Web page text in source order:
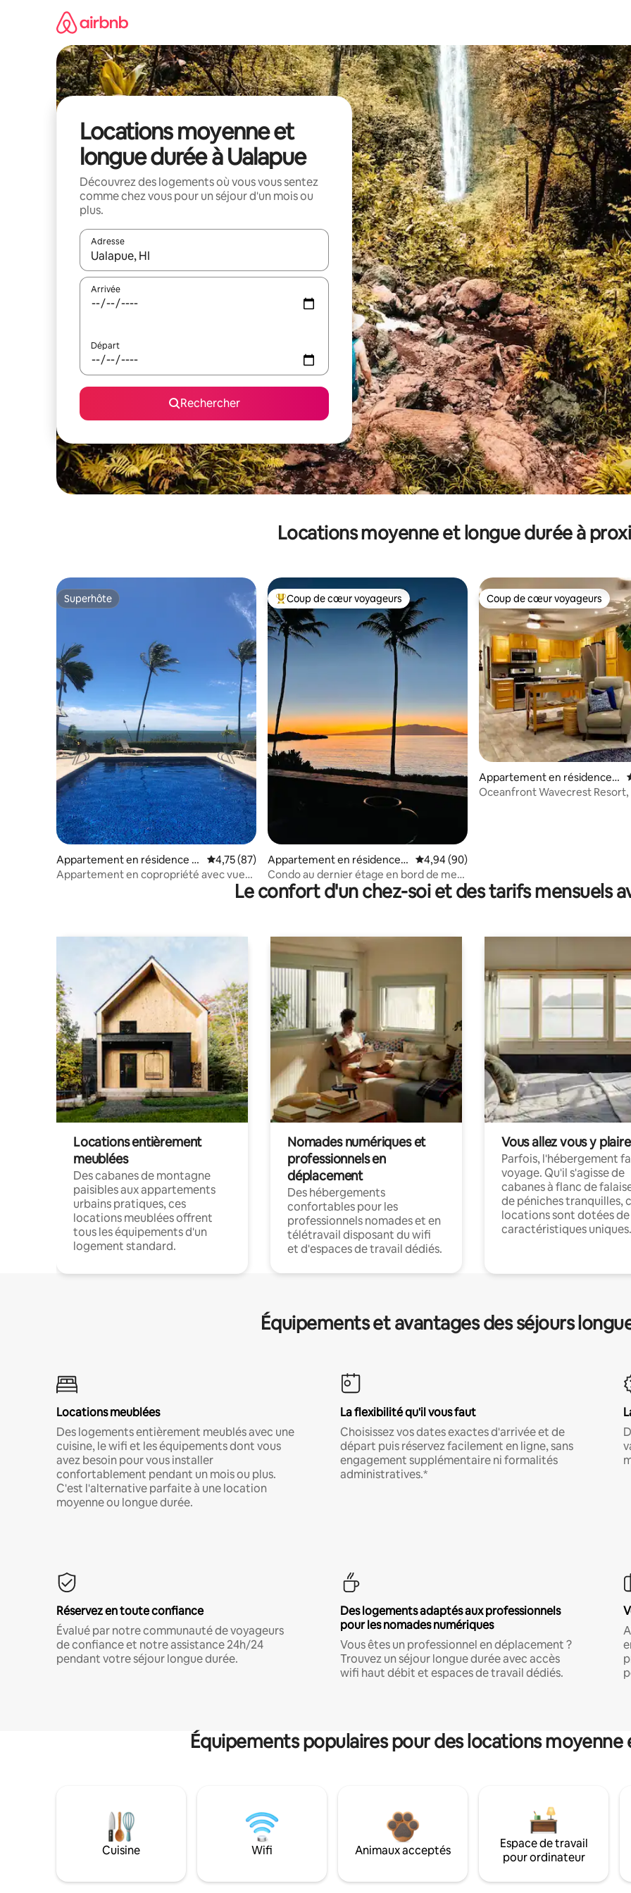
Locations moyenne et
longue durée à Ualapue
Découvrez des logements où vous vous sentez
comme chez vous pour un séjour d'un mois ou
plus.
Adresse
Lorsque les résultats s'affichent, utilisez les flèches vers le haut et vers le bas pour les parcourir ou en appuyant et en
Arrivée
Départ
Rechercher
Locations moyenne et longue durée à
Superhôte
Superhôte
Appartement en résidence ⋅
Kaunakakai
Évaluation moyenne sur la base de 87 commentaires : 4,75 sur 5
4,75 (87)
Appartement en copropriété avec vue
sur l'océan à Molokai | 20 % de réduction
Coups de cœur voyageurs les plus appréciés
Coup de cœur voyageurs
Appartement en résidence ⋅
Kaunakakai
Évaluation moyenne sur la base de 90
4,94 (90)
Condo au dernier étage en bord de mer
à Molokai ! Meilleures vues !
Coup de cœur voyageurs
Coup de cœur voyageurs
Appartement en résidence ⋅
Kaunakakai
Oceanfront Wavecrest Resort,
Le confort d'un chez-soi et des tarifs mensuels
Locations entièrement
meublées
Des cabanes de montagne
paisibles aux appartements
urbains pratiques, ces
locations meublées offrent
tous les équipements d'un
logement standard.
Nomades numériques et
professionnels en
déplacement
Des hébergements
confortables pour les
professionnels nomades et en
télétravail disposant du wifi
et d'espaces de travail dédiés.
Vous allez vous y plaire
Parfois, l'hébergement
voyage. Qu'il s'agisse de
cabanes à flanc de
de péniches tranquilles,
locations sont dotées de
caractéristiques uniques.
Équipements et avantages des séjours
Locations meublées
Des logements entièrement meublés avec une
cuisine, le wifi et les équipements dont vous
avez besoin pour vous installer
confortablement pendant un mois ou plus.
C'est l'alternative parfaite à une location
moyenne ou longue durée.
La flexibilité qu'il vous faut
Choisissez vos dates exactes d'arrivée et de
départ puis réservez facilement en ligne, sans
engagement supplémentaire ni formalités
administratives.*
Réservez en toute confiance
Évalué par notre communauté de voyageurs
de confiance et notre assistance 24h/24
pendant votre séjour longue durée.
Des logements adaptés aux professionnels
pour les nomades numériques
Vous êtes un professionnel en déplacement ?
Trouvez un séjour longue durée avec accès
wifi haut débit et espaces de travail dédiés.
Équipements populaires pour des locations
Cuisine Wifi Animaux acceptés
Espace de travail
pour ordinateur